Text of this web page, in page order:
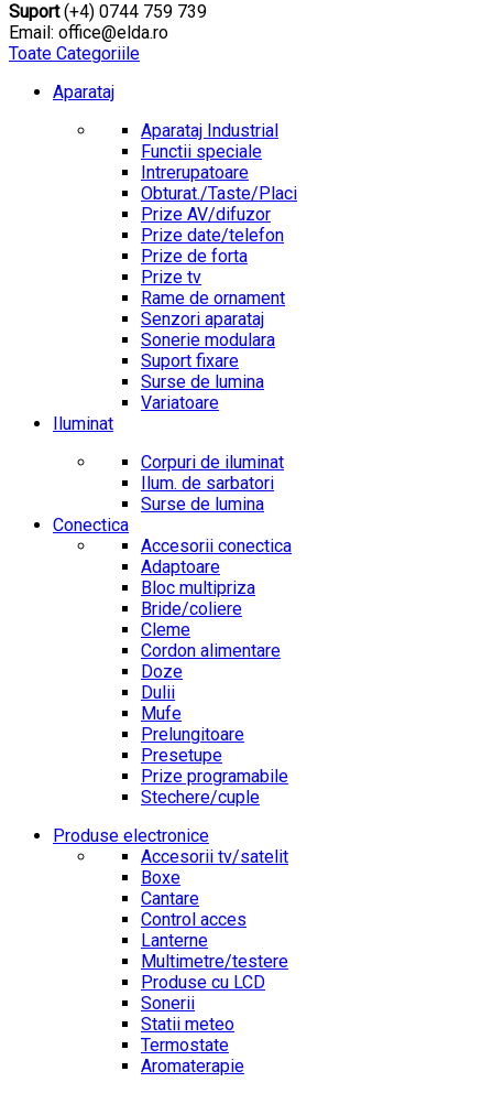
Suport(+4) 0744 759 739
Email: office@elda.ro
Toate Categoriile
Aparataj
Aparataj Industrial
Functii speciale
Intrerupatoare
Obturat./Taste/Placi
Prize AV/difuzor
Prize date/telefon
Prize de forta
Prize tv
Rame de ornament
Senzori aparataj
Sonerie modulara
Suport fixare
Surse de lumina
Variatoare
Iluminat
Corpuri de iluminat
Ilum. de sarbatori
Surse de lumina
Conectica
Accesorii conectica
Adaptoare
Bloc multipriza
Bride/coliere
Cleme
Cordon alimentare
Doze
Dulii
Mufe
Prelungitoare
Presetupe
Prize programabile
Stechere/cuple
Produse electronice
Accesorii tv/satelit
Boxe
Cantare
Control acces
Lanterne
Multimetre/testere
Produse cu LCD
Sonerii
Statii meteo
Termostate
Aromaterapie